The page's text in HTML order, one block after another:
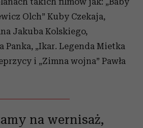
Olch” Kuby Czekaja,
Jakuba Kolskiego,
Panka, „Ikar. Legenda Mietka
i „Zimna wojna” Pawła
na wernisaż,